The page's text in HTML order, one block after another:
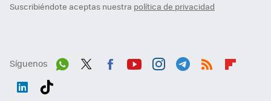
Suscribiéndote aceptas nuestra política de privacidad
Síguenos